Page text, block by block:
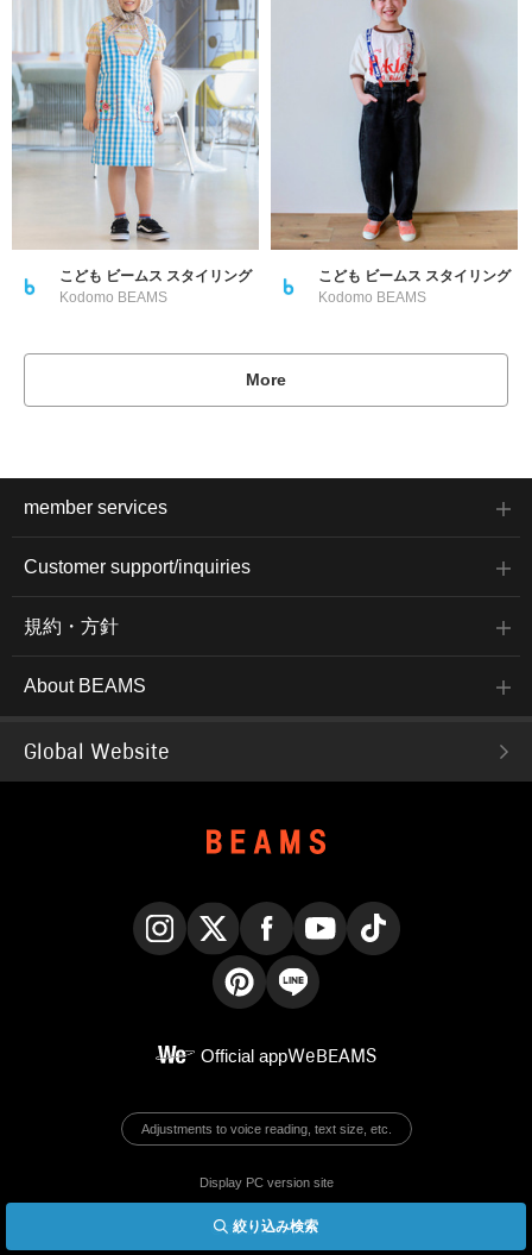
絞り込み検索
こども ビームス スタイリング
Kodomo BEAMS
こども ビームス スタイリング
Kodomo BEAMS
More
member services
Customer support/inquiries
規約・方針
About BEAMS
Global Website
Official appWeBEAMS
Adjustments to voice reading, text size, etc.
Display PC version site
© BEAMS Co., Ltd.
English